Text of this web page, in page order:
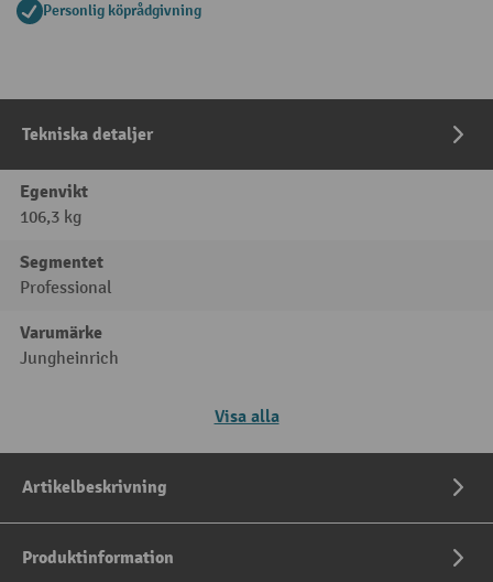
Personlig köprådgivning
Tekniska detaljer
Egenvikt
106,3 kg
Segmentet
Professional
Varumärke
Jungheinrich
Visa alla
Artikelbeskrivning
Produktinformation